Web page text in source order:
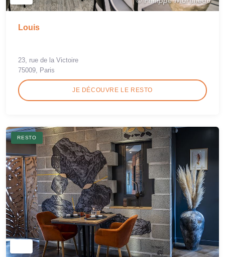
Louis
23, rue de la Victoire
75009, Paris
JE DÉCOUVRE LE RESTO
RESTO